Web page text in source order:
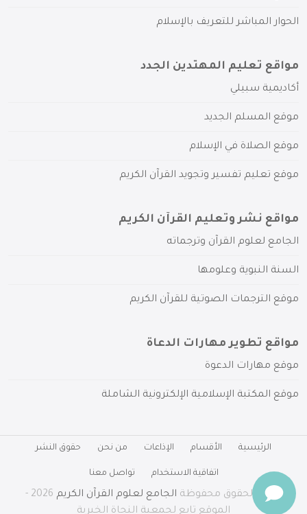
الحوار المباشر للتعريف بالإسلام
مواقع تعليم المهتدين الجدد
أكاديمية سبيلي
موقع المسلم الجديد
موقع الصلاة في الإسلام
موقع تعليم تفسير وتجويد القرآن الكريم
مواقع نشر وتعليم القرآن الكريم
الجامع لعلوم القرآن وترجماته
السنة النبوية وعلومها
موقع الترجمات الصوتية للقرآن الكريم
مواقع تطوير مهارات الدعاة
موقع مهارات الدعوة
موقع المكتبة الإسلامية الإلكترونية الشاملة
الرئيسية الأقسام الإذاعات من نحن حقوق النشر
اتفاقية الاستخدام تواصل معنا
جميع الحقوق محفوظة الجامع لعلوم القرآن الكريم
2026 -
الموقع تابع لجمعية النجاة الخيرية